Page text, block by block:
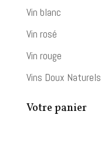
Vin blanc
Vin rosé
Vin rouge
Vins Doux Naturels
Votre panier